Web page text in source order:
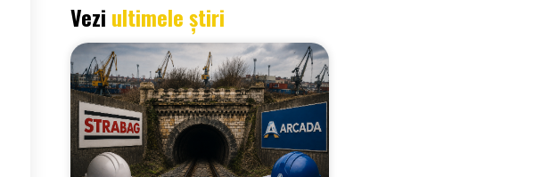
Vezi ultimele știri